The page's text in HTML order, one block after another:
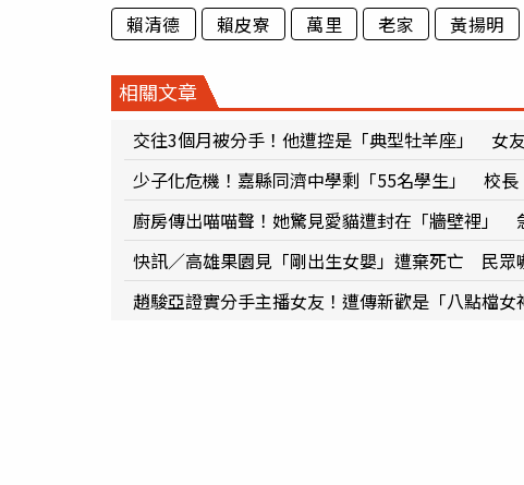
賴清德 賴皮寮 萬里 老家 黃揚明
相關文章
交往3個月被分手！他遭控是「典型牡羊座」 女
少子化危機！嘉縣同濟中學剩「55名學生」 校長
廚房傳出喵喵聲！她驚見愛貓遭封在「牆壁裡」
快訊／高雄果園見「剛出生女嬰」遭棄死亡 民眾
趙駿亞證實分手主播女友！遭傳新歡是「八點檔